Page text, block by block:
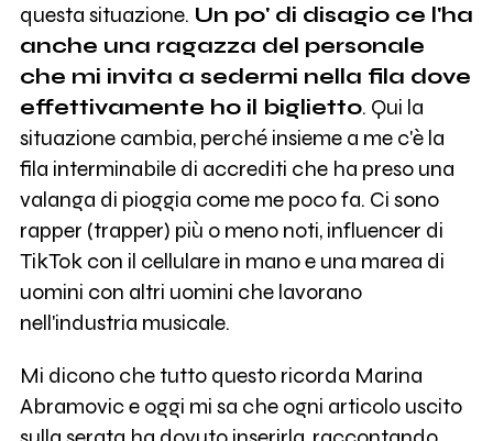
questa situazione. Un po' di disagio ce l'ha
anche una ragazza del personale
che mi invita a sedermi nella fila dove
effettivamente ho il biglietto. Qui la
situazione cambia, perché insieme a me c'è la
fila interminabile di accrediti che ha preso una
valanga di pioggia come me poco fa. Ci sono
rapper (trapper) più o meno noti, influencer di
TikTok con il cellulare in mano e una marea di
uomini con altri uomini che lavorano
nell'industria musicale.
Mi dicono che tutto questo ricorda Marina
Abramovic e oggi mi sa che ogni articolo uscito